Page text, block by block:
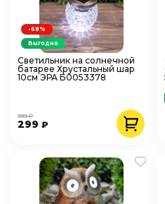
Светильник на солнечной
батарее Хрустальный шар
10см ЭРА Б0053378
299 ₽
939 ₽
-68%
Выгодно